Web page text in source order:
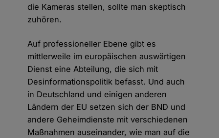
die Kameras stellen, sollte man skeptisch
zuhören.
Auf professioneller Ebene gibt es
mittlerweile im europäischen auswärtigen
Dienst eine Abteilung, die sich mit
Desinformationspolitik befasst. Und auch
in Deutschland und einigen anderen
Ländern der EU setzen sich der BND und
andere Geheimdienste mit verschiedenen
Maßnahmen auseinander, wie man auf die